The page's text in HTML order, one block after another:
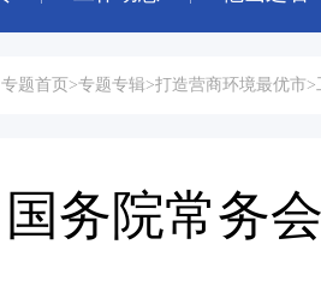
专题首页 >专题专辑>打造营商环境最优市>
国务院常务